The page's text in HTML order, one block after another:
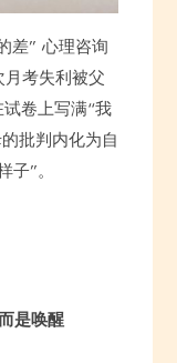
差” 心理咨询
考失利被父
卷上写满“我
批判内化为自
”。
是唤醒